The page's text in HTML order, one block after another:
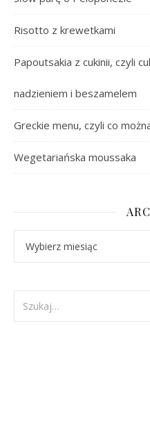
Risotto z krewetkami
Papoutsakia z cukinii, czyli
nadzieniem i beszamelem
Greckie menu, czyli co
Wegetariańska moussaka